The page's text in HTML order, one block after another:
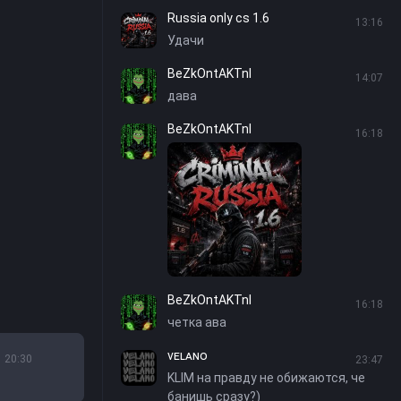
Russia only cs 1.6 13:16
Удачи
BeZkOntAKTnI 14:07
дава
BeZkOntAKTnI 16:18
BeZkOntAKTnI 16:18
четка ава
ᴠᴇʟᴀɴᴏ 23:47
KLIM на правду не обижаются, че
банишь сразу?)
20:30